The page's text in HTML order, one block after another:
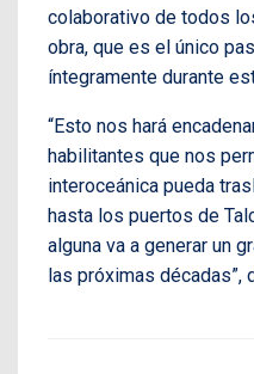
colaborativo de todos
obra, que es el único
íntegramente durante
“Esto nos hará
habilitantes que nos
interoceánica pueda
hasta los puertos de
alguna va a generar un
las próximas décadas”,